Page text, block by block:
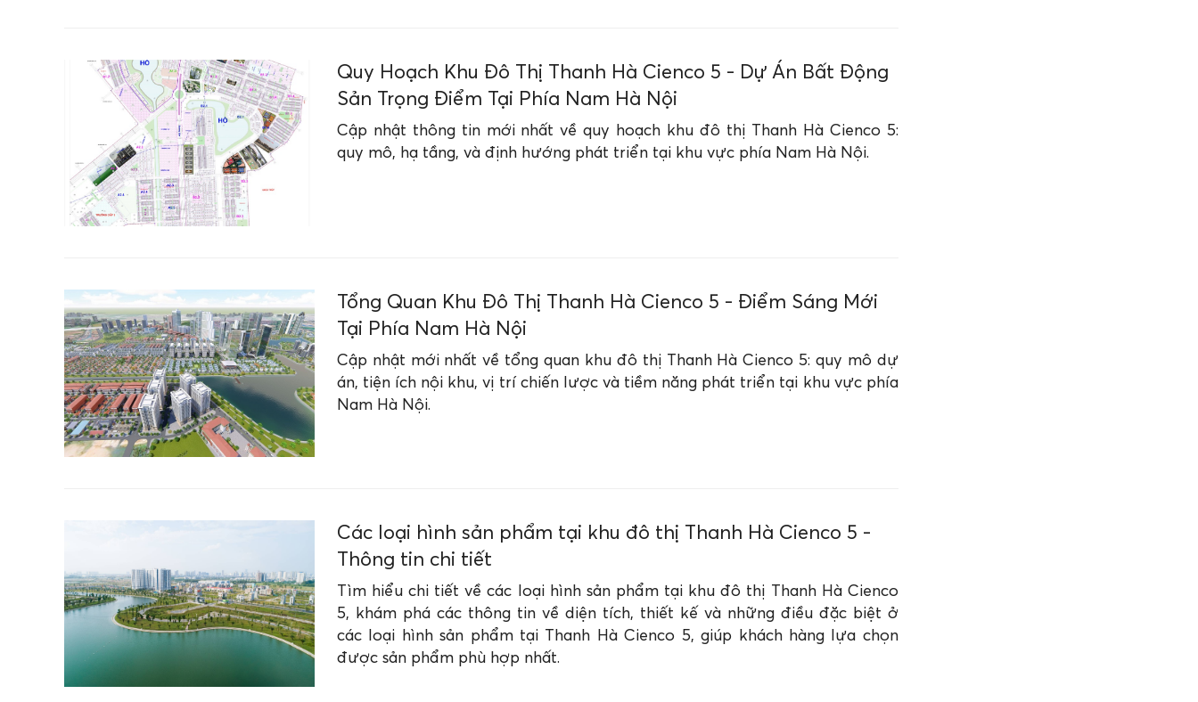
Quy Hoạch Khu Đô Thị Thanh Hà Cienco 5 - Dự Án Bất Động
Sản Trọng Điểm Tại Phía Nam Hà Nội
Cập nhật thông tin mới nhất về quy hoạch khu đô thị Thanh Hà Cienco 5:
quy mô, hạ tầng, và định hướng phát triển tại khu vực phía Nam Hà Nội.
Tổng Quan Khu Đô Thị Thanh Hà Cienco 5 - Điểm Sáng Mới
Tại Phía Nam Hà Nội
Cập nhật mới nhất về tổng quan khu đô thị Thanh Hà Cienco 5: quy mô dự
án, tiện ích nội khu, vị trí chiến lược và tiềm năng phát triển tại khu vực phía
Nam Hà Nội.
Các loại hình sản phẩm tại khu đô thị Thanh Hà Cienco 5 -
Thông tin chi tiết
Tìm hiểu chi tiết về các loại hình sản phẩm tại khu đô thị Thanh Hà Cienco
5, khám phá các thông tin về diện tích, thiết kế và những điều đặc biệt ở
các loại hình sản phẩm tại Thanh Hà Cienco 5, giúp khách hàng lựa chọn
được sản phẩm phù hợp nhất.